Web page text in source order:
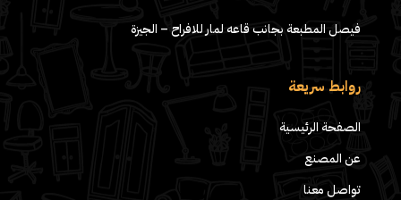
فيصل المطبعة بجانب قاعه لمار للافراح – الجيزة
روابط سريعة
الصفحة الرئيسية
عن المصنع
تواصل معنا